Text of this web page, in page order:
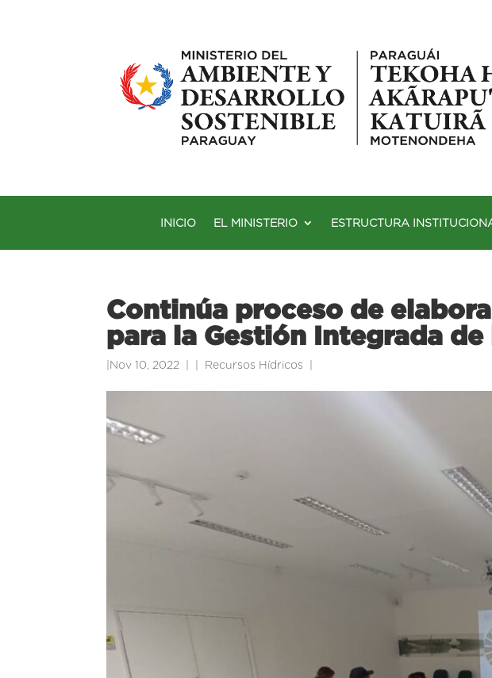
INICIO EL MINISTERIO ESTRUCTURA
Continúa proceso de
para la Gestión Integrada
Nov 10, 2022 Recursos Hídricos